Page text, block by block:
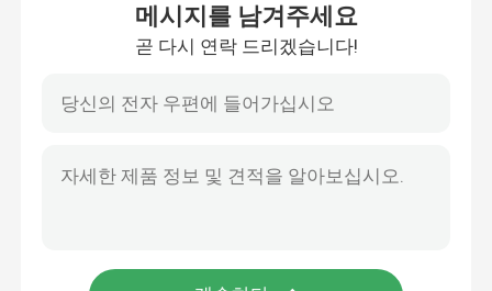
메시지를 남겨주세요
곧 다시 연락 드리겠습니다!